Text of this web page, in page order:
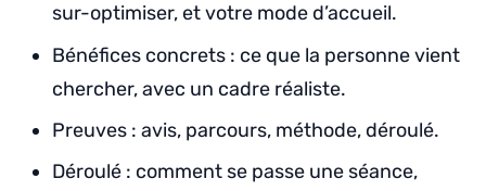
sur-optimiser, et votre mode d’accueil.
Bénéfices concrets : ce que la personne vient
chercher, avec un cadre réaliste.
Preuves : avis, parcours, méthode, déroulé.
Déroulé : comment se passe une séance,